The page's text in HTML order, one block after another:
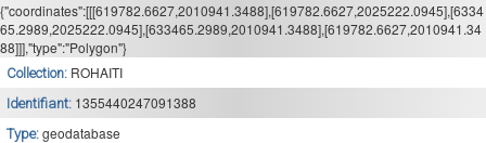
{"coordinates":[[[619782.6627,2010941.3488],[619782.6627,2025222.0945],[6334
65.2989,2025222.0945],[633465.2989,2010941.3488],[619782.6627,2010941.34
88]]],"type":"Polygon"}
Collection: ROHAITI
Identifiant: 1355440247091388
Type: geodatabase